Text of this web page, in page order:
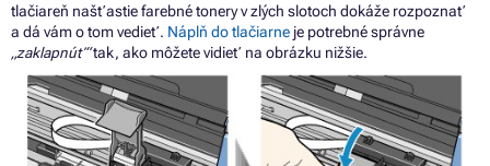
tlačiareň našťastie farebné tonery v zlých slotoch dokáže rozpoznať
a dá vám o tom vedieť. Náplň do tlačiarne je potrebné správne
„zaklapnúť“tak, ako môžete vidieť na obrázku nižšie.